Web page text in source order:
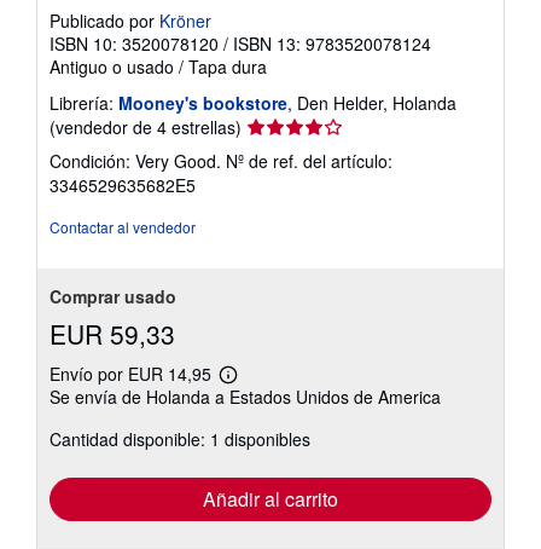
Publicado por Kröner
ISBN 10: 3520078120 / ISBN 13: 9783520078124
Antiguo o usado / Tapa dura
Librería: Mooney's bookstore, Den Helder, Holanda
(vendedor de 4 estrellas) Calificación
del
vendedor:
Condición: Very Good. Nº de ref. del artículo:
3346529635682E5
Contactar al vendedor
Comprar usado
EUR 59,33
Envío por EUR 14,95
Más
información
las
tarifas
envío
Se envía de Holanda a Estados Unidos de America
Cantidad disponible: 1 disponibles
Añadir al carrito